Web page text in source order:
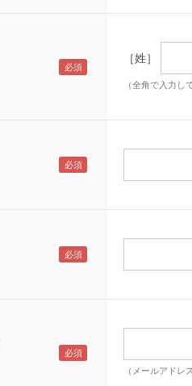
［姓］
（全角で入力し
（メールアドレ